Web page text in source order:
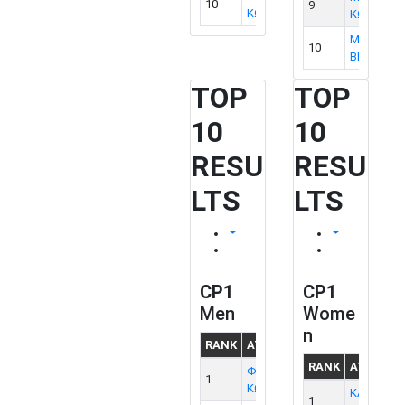
10
ΚΩΝΣΤΑΝΤΙΝΟΣ
M
9
10
ΜΠΟΥΝΤΑ
ΒΙΚΤΩΡΙΑ
TOP
10
RESU
LTS
CP1
Men
RANK ATHLETE
1
ΦΑΣΣΑΣ
ΚΩΣΤΑΣ
M
TOP
10
RESU
LTS
CP1
Wome
n
RANK ATHLETE
1